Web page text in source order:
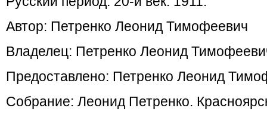
Автор: Петренко Леонид Тимофеевич
Владелец: Петренко Леонид
Предоставлено: Петренко Леонид
Собрание: Леонид Петренко.